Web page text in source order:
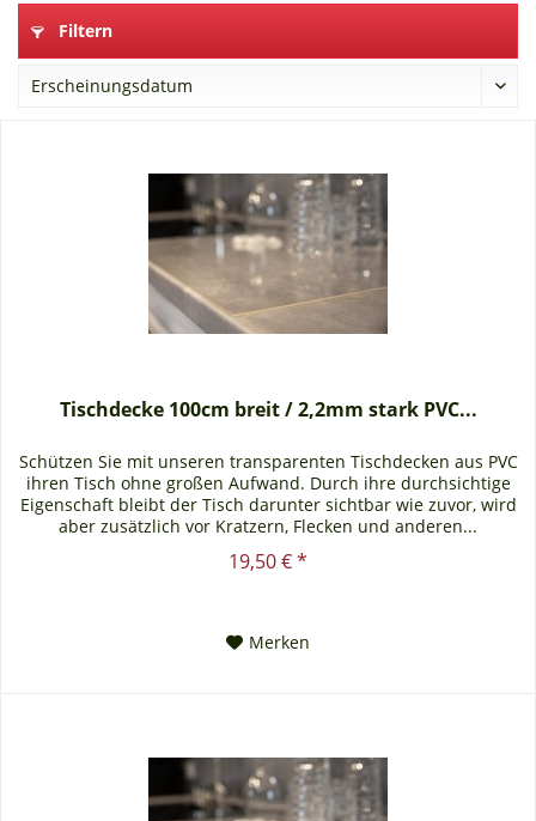
Filtern
Tischdecke 100cm breit / 2,2mm stark PVC...
Schützen Sie mit unseren transparenten Tischdecken aus PVC
ihren Tisch ohne großen Aufwand. Durch ihre durchsichtige
Eigenschaft bleibt der Tisch darunter sichtbar wie zuvor, wird
aber zusätzlich vor Kratzern, Flecken und anderen...
19,50 € *
Merken